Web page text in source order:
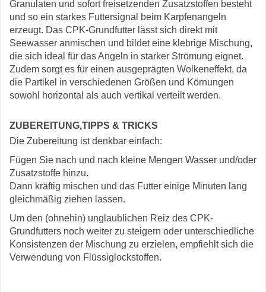
Granulaten und sofort freisetzenden Zusatzstoffen besteht
und so ein starkes Futtersignal beim Karpfenangeln
erzeugt. Das CPK-Grundfutter lässt sich direkt mit
Seewasser anmischen und bildet eine klebrige Mischung,
die sich ideal für das Angeln in starker Strömung eignet.
Zudem sorgt es für einen ausgeprägten Wolkeneffekt, da
die Partikel in verschiedenen Größen und Körnungen
sowohl horizontal als auch vertikal verteilt werden.
ZUBEREITUNG,TIPPS & TRICKS
Die Zubereitung ist denkbar einfach:
Fügen Sie nach und nach kleine Mengen Wasser und/oder
Zusatzstoffe hinzu.
Dann kräftig mischen und das Futter einige Minuten lang
gleichmäßig ziehen lassen.
Um den (ohnehin) unglaublichen Reiz des CPK-
Grundfutters noch weiter zu steigern oder unterschiedliche
Konsistenzen der Mischung zu erzielen, empfiehlt sich die
Verwendung von Flüssiglockstoffen.